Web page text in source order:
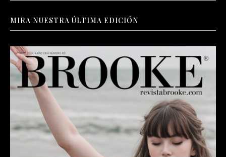
MIRA NUESTRA ÚLTIMA EDICIÓN